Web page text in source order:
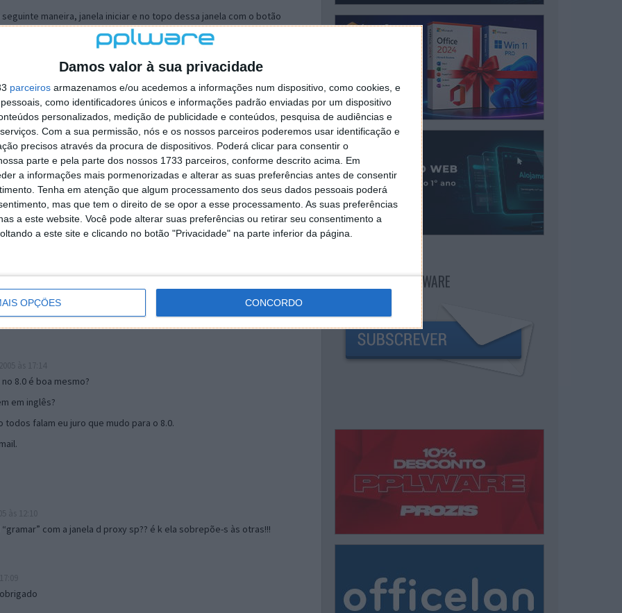
Damos valor à sua privacidade
parceiros armazenamos e/ou acedemos a informações num dispositivo, como cookies, e
como identificadores únicos e informações padrão enviadas por um dispositivo
personalizados, medição de publicidade e conteúdos, pesquisa de audiências e
Com a sua permissão, nós e os nossos parceiros poderemos usar identificação e
precisos através da procura de dispositivos. Poderá clicar para consentir o
parte e pela parte dos nossos 1733 parceiros, conforme descrito acima. Em
a informações mais pormenorizadas e alterar as suas preferências antes de consentir
Tenha em atenção que algum processamento dos seus dados pessoais poderá
mas que tem o direito de se opor a esse processamento. As suas preferências
a este website. Você pode alterar suas preferências ou retirar seu consentimento a
a este site e clicando no botão "Privacidade" na parte inferior da página.
OPÇÕES CONCORDO
maneira, janela iniciar e no topo dessa janela com o botão
separador Menu ‘Iniciar’ clica no botão ‘Personalizar’ aí
escolheres o Browser com que queres navegar e o gestor de
ao teu Firefox e nas ferramentas ou tools escolhes ‘Opções’ ou
e logo perto do fim encontras um local para colocares um visto
é o browser predefinido.
mail algum.
17:00
8.0 é boa mesmo?
em inglês?
falam eu juro que mudo para o 8.0.
com a janela d proxy sp?? é k ela sobrepõe-s às otras!!!
NEWSLETTER PPLWARE